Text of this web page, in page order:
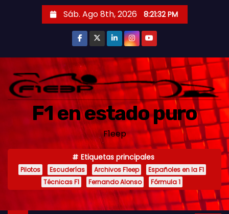
i
Sáb. Ago 8th, 2026 8:21:33 PM
F1 en estado puro
F1eep
Etiquetas principales
Pilotos Escuderías Archivos F1eep
Españoles en la F1
Técnicas F1
Fernando Alonso Fórmula 1